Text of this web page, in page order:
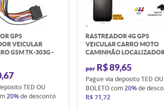
GPS
VEICULAR
GSM TK-303G -
TED OU
20%de desconto
RASTREADOR 4G GPS
VEICULAR CARRO MOTO
CAMINHÃO LOCALIZADOR
por R$ 89,65
Pague via deposito TED OU
BOLETO com20%de
R$ 71,72